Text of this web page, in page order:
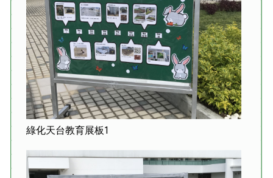
綠化天台教育展板1